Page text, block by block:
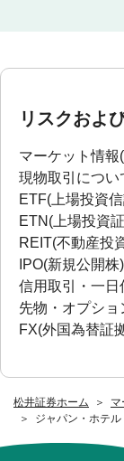
松井証券ホーム
ジャパン・ホテ
リスクおよ
マーケット情
現物取引につい
ETF(上場投資
ETN(上場投資
REIT(不動産投
IPO(新規公開
信用取引・一日
先物・オプショ
FX(外国為替証